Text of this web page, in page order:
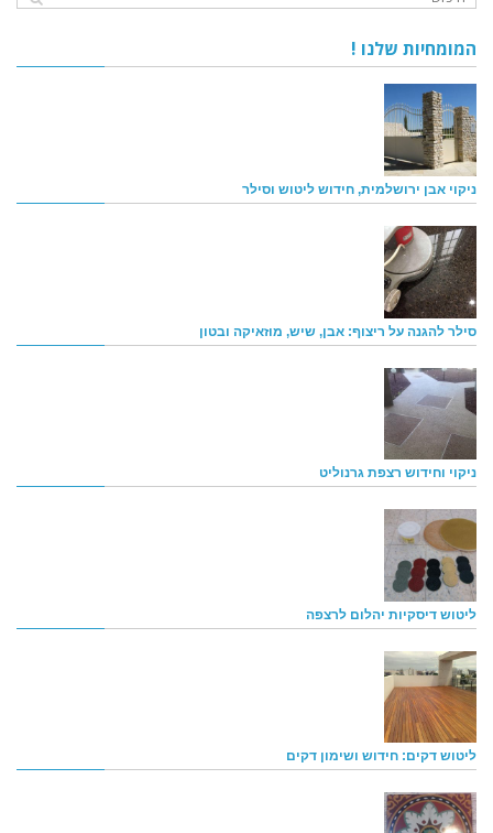
המומחיות שלנו !
ניקוי אבן ירושלמית, חידוש ליטוש וסילר
סילר להגנה על ריצוף: אבן, שיש, מוזאיקה ובטון
ניקוי וחידוש רצפת גרנוליט
ליטוש דיסקיות יהלום לרצפה
ליטוש דקים: חידוש ושימון דקים